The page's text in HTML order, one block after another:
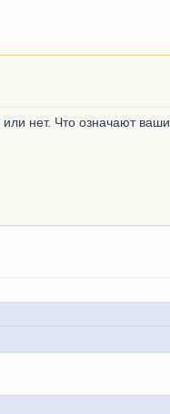
нет. Что означают ваши